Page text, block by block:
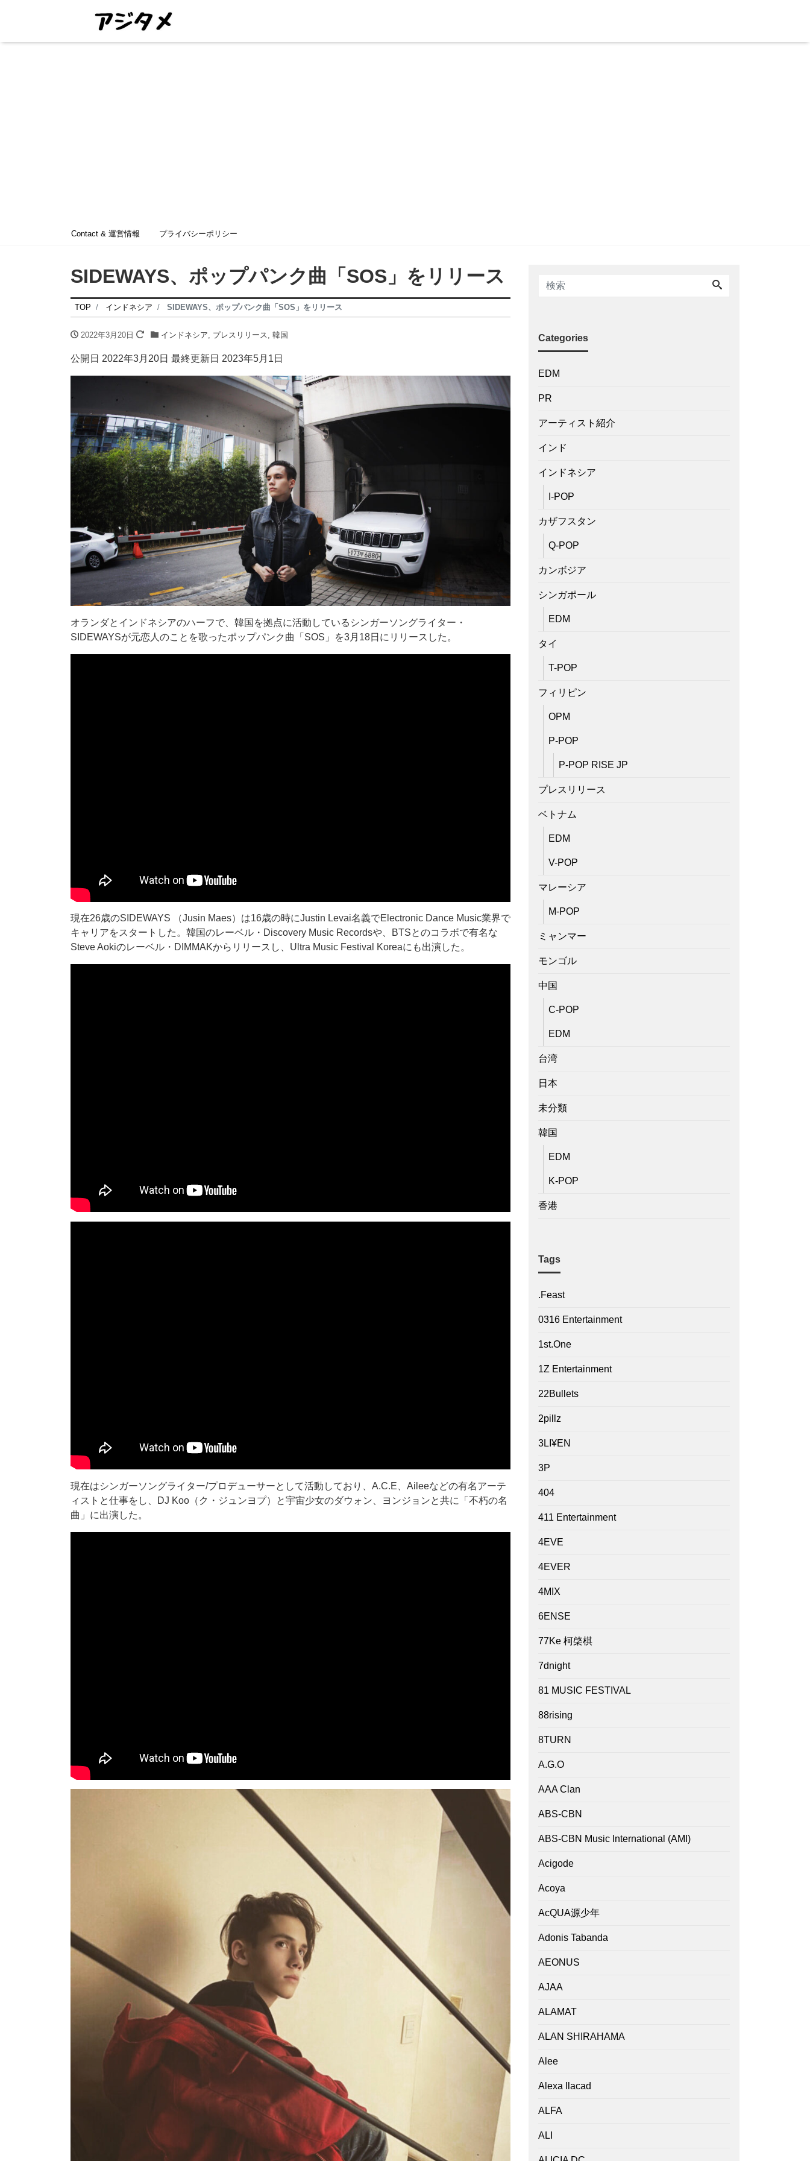
Contact & 運営情報 プライバシーポリシー
SIDEWAYS、ポップパンク曲「SOS」をリリース
TOP インドネシア SIDEWAYS、ポップパンク曲「SOS」をリリース
2022年3月20日 インドネシア プレスリリース 韓国
公開日 2022年3月20日 最終更新日 2023年5月1日
オランダとインドネシアのハーフで、韓国を拠点に活動しているシンガーソングライター・
SIDEWAYSが元恋人のことを歌ったポップパンク曲「SOS」を3月18日にリリースした。
現在26歳のSIDEWAYS （Jusin Maes）は16歳の時にJustin Levai名義でElectronic Dance Music業界で
キャリアをスタートした。韓国のレーベル・Discovery Music Recordsや、BTSとのコラボで有名な
Steve Aokiのレーベル・DIMMAKからリリースし、Ultra Music Festival Koreaにも出演した。
現在はシンガーソングライター/プロデューサーとして活動しており、A.C.E、Aileeなどの有名アーテ
ィストと仕事をし、DJ Koo（ク・ジュンヨプ）と宇宙少女のダウォン、ヨンジョンと共に「不朽の名
曲」に出演した。
Categories
EDM
PR
アーティスト紹介
インド
インドネシア
I-POP
カザフスタン
Q-POP
カンボジア
シンガポール
EDM
タイ
T-POP
フィリピン
OPM
P-POP
P-POP RISE JP
プレスリリース
ベトナム
EDM
V-POP
マレーシア
M-POP
ミャンマー
モンゴル
中国
C-POP
EDM
台湾
日本
未分類
韓国
EDM
K-POP
香港
Tags
.Feast
0316 Entertainment
1st.One
1Z Entertainment
22Bullets
2pillz
3LI¥EN
3P
404
411 Entertainment
4EVE
4EVER
4MIX
6ENSE
77Ke 柯棨棋
7dnight
81 MUSIC FESTIVAL
88rising
8TURN
A.G.O
AAA Clan
ABS-CBN
ABS-CBN Music International (AMI)
Acigode
Acoya
AcQUA源少年
Adonis Tabanda
AEONUS
AJAA
ALAMAT
ALAN SHIRAHAMA
Alee
Alexa Ilacad
ALFA
ALI